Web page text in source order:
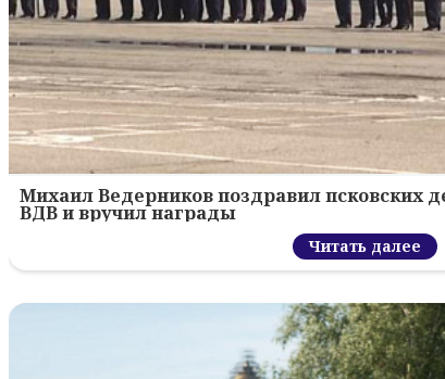
Михаил Ведерников поздравил псковских
ВДВ и вручил награды
Читать далее